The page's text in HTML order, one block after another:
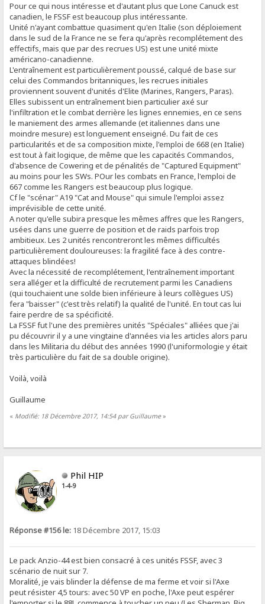
Pour ce qui nous intéresse et d'autant plus que Lone Canuck est
canadien, le FSSF est beaucoup plus intéressante.
Unité n'ayant combattue quasiment qu'en Italie (son déploiement
dans le sud de la France ne se fera qu'après recomplétement des
effectifs, mais que par des recrues US) est une unité mixte
américano-canadienne.
L'entraînement est particulièrement poussé, calqué de base sur
celui des Commandos britanniques, les recrues initiales
proviennent souvent d'unités d'Elite (Marines, Rangers, Paras).
Elles subissent un entraînement bien particulier axé sur
l'infiltration et le combat derrière les lignes ennemies, en ce sens
le maniement des armes allemande (et italiennes dans une
moindre mesure) est longuement enseigné. Du fait de ces
particularités et de sa composition mixte, l'emploi de 668 (en Italie)
est tout à fait logique, de même que les capacités Commandos,
d'absence de Cowering et de pénalités de "Captured Equipment"
au moins pour les SWs. POur les combats en France, l'emploi de
667 comme les Rangers est beaucoup plus logique.
Cf le "scénar" A19 "Cat and Mouse" qui simule l'emploi assez
imprévisible de cette unité.
A noter qu'elle subira presque les mêmes affres que les Rangers,
usées dans une guerre de position et de raids parfois trop
ambitieux. Les 2 unités rencontreront les mêmes difficultés
particulièrement douloureuses: la fragilité face à des contre-
attaques blindées!
Avec la nécessité de recomplétement, l'entraînement important
sera alléger et la difficulté de recrutement parmi les Canadiens
(qui touchaient une solde bien inférieure à leurs collègues US)
fera "baisser" (c'est très relatif) la qualité de l'unité. En tout cas lui
faire perdre de sa spécificité.
La FSSF fut l'une des premières unités "Spéciales" alliées que j'ai
pu découvrir il y a une vingtaine d'années via les articles alors paru
dans les Militaria du début des années 1990 (l'uniformologie y était
très particulière du fait de sa double origine).
Voilà, voilà
Guillaume
« Modifié: 18 Décembre 2017, 14:54 par Guillaume»
Phil HIP
1-4-9
Réponse #156 le: 18 Décembre 2017, 15:03
Le pack Anzio-44 est bien consacré à ces unités FSSF, avec 3
scénario de nuit sur 7.
Moralité, je vais blinder la défense de ma ferme et voir si l'Axe
peut résister 4,5 tours: avec 50 VP en poche, l'Axe peut espérer